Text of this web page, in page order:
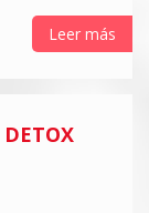
Leer más
DETOX